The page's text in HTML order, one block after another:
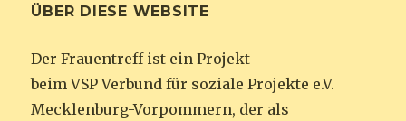
ÜBER DIESE WEBSITE
Der Frauentreff ist ein Projekt
beim VSP Verbund für soziale Projekte e.V.
Mecklenburg-Vorpommern, der als